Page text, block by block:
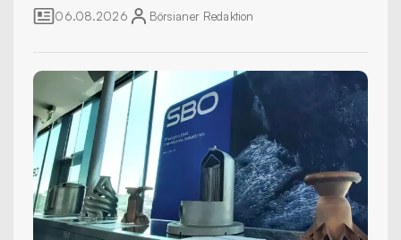
06.08.2026 Börsianer Redaktion